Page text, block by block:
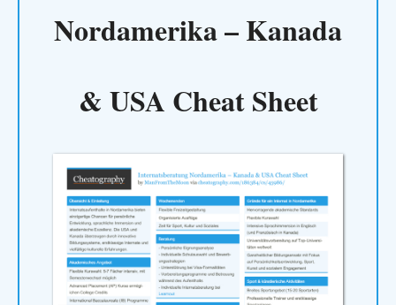
Nordamerika – Kanada
& USA Cheat Sheet